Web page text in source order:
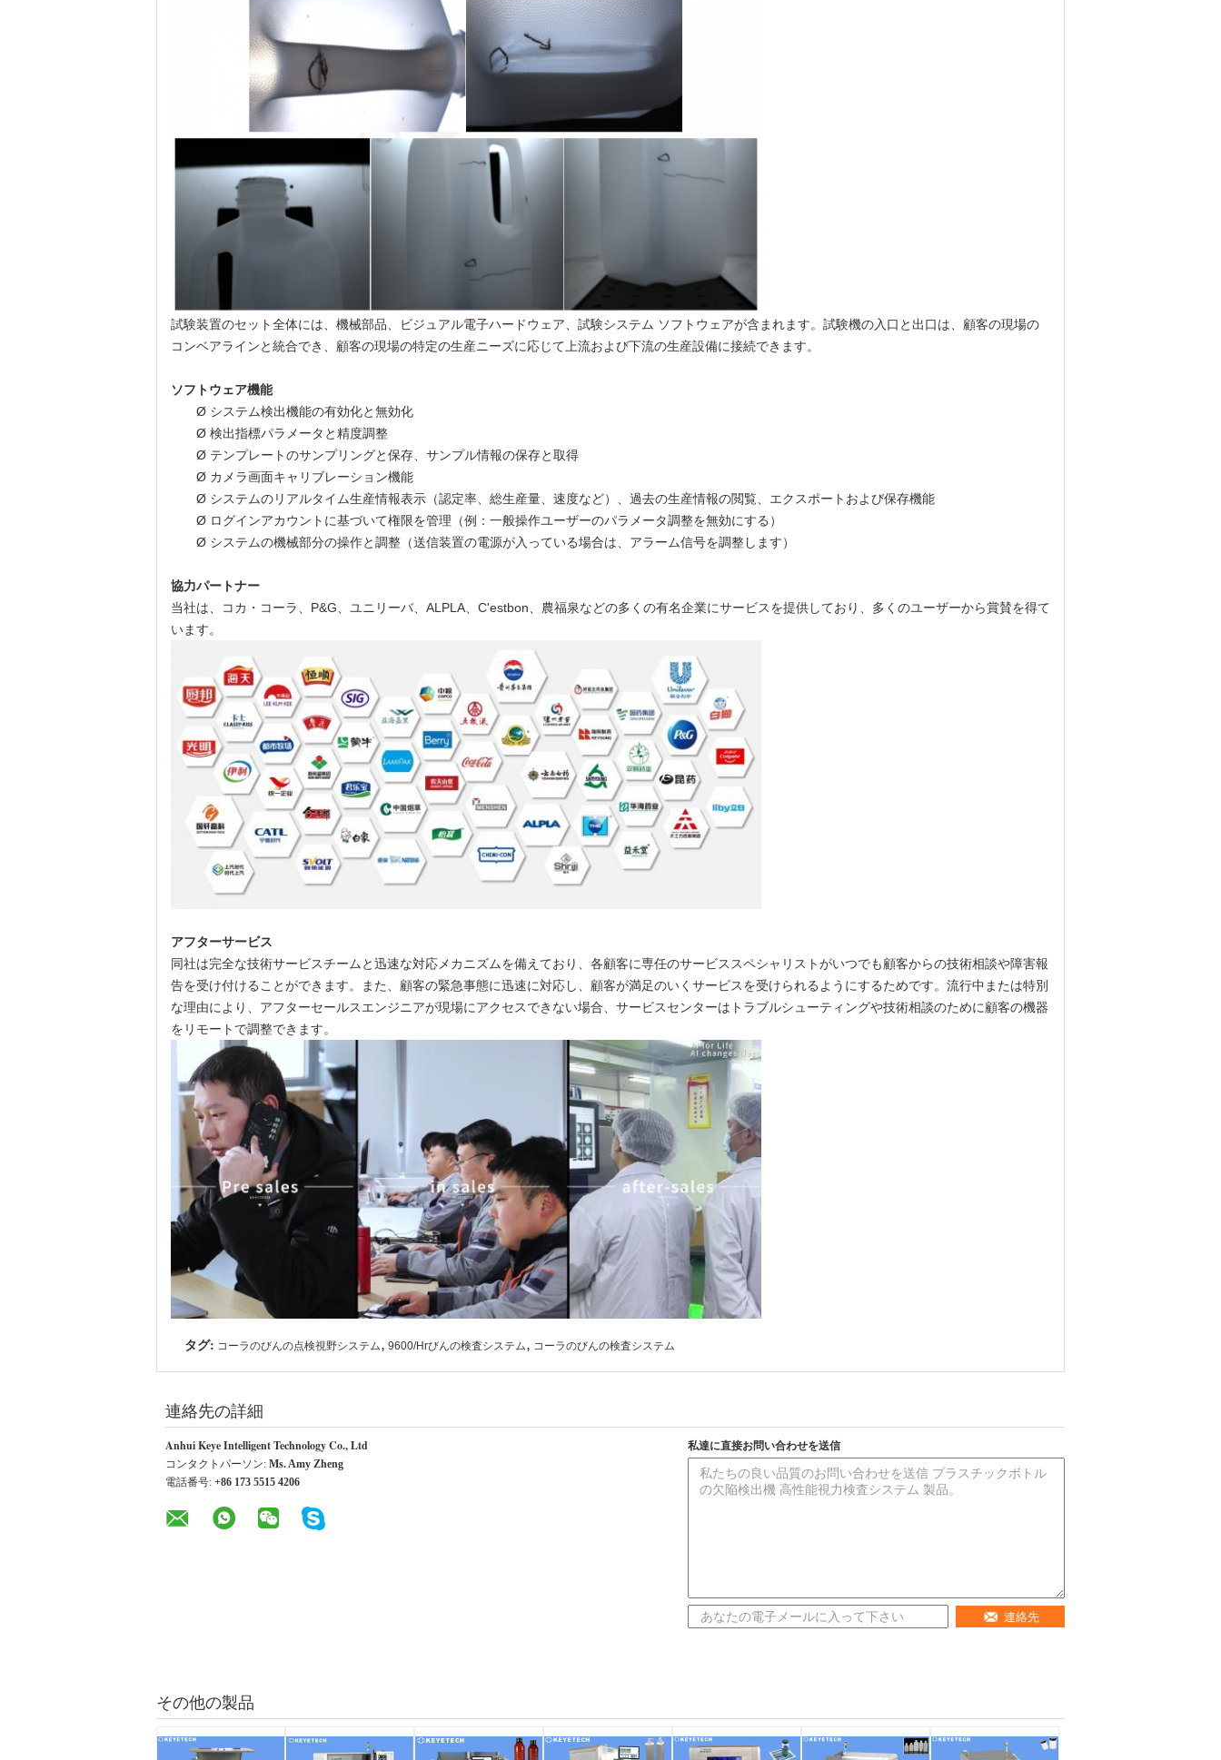
試験装置のセット全体には、機械部品、ビジュアル電子ハードウェア、試験システム ソフトウェアが含まれます。試験機の入口と出口は、顧客の現場の
コンベアラインと統合でき、顧客の現場の特定の生産ニーズに応じて上流および下流の生産設備に接続できます。
ソフトウェア機能
Ø システム検出機能の有効化と無効化
Ø 検出指標パラメータと精度調整
Ø テンプレートのサンプリングと保存、サンプル情報の保存と取得
Ø カメラ画面キャリブレーション機能
Ø システムのリアルタイム生産情報表示（認定率、総生産量、速度など）、過去の生産情報の閲覧、エクスポートおよび保存機能
Ø ログインアカウントに基づいて権限を管理（例：一般操作ユーザーのパラメータ調整を無効にする）
Ø システムの機械部分の操作と調整（送信装置の電源が入っている場合は、アラーム信号を調整します）
協力パートナー
当社は、コカ・コーラ、P&G、ユニリーバ、ALPLA、C'estbon、農福泉などの多くの有名企業にサービスを提供しており、多くのユーザーから賞賛を得て
います。
アフターサービス
同社は完全な技術サービスチームと迅速な対応メカニズムを備えており、各顧客に専任のサービススペシャリストがいつでも顧客からの技術相談や障害報
告を受け付けることができます。また、顧客の緊急事態に迅速に対応し、顧客が満足のいくサービスを受けられるようにするためです。流行中または特別
な理由により、アフターセールスエンジニアが現場にアクセスできない場合、サービスセンターはトラブルシューティングや技術相談のために顧客の機器
をリモートで調整できます。
タグ: コーラのびんの点検視野システム, 9600/Hrびんの検査システム, コーラのびんの検査システム
連絡先の詳細
Anhui Keye Intelligent Technology Co., Ltd
コンタクトパーソン: Ms. Amy Zheng
電話番号: +86 173 5515 4206
私達に直接お問い合わせを送信
連絡先
その他の製品